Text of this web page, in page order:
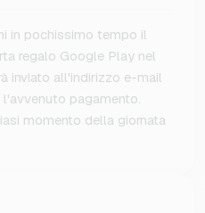
in pochissimo tempo il
regalo Google Play nel
inviato all'indirizzo e-mail
pagamento.
momento della giornata